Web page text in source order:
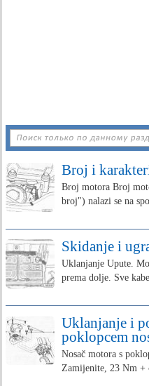
Broj i
Broj motora Broj
broj") nalazi se na
Skidanje i
Uklanjanje Upute.
prema dolje. Sve
Uklanjanje i
poklopcem
Nosač motora s
Zamijenite, 23 Nm +